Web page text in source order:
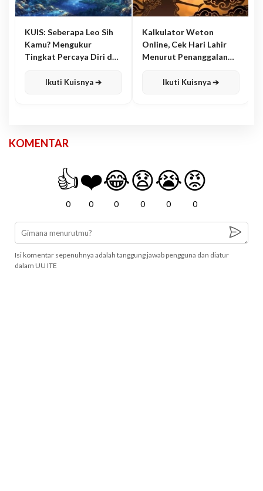
KUIS: Seberapa Leo Sih
Kamu? Mengukur
Tingkat Percaya Diri dan
Ikuti Kuisnya ➔
Kalkulator Weton
Online, Cek Hari Lahir
Menurut Penanggalan
Ikuti Kuisnya ➔
KOMENTAR
👍
0
❤️
0
😂
0
😧
0
😭
0
😡
0
Isi komentar sepenuhnya adalah tanggung jawab pengguna dan diatur
dalam UU ITE